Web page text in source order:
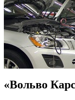
«Вольво